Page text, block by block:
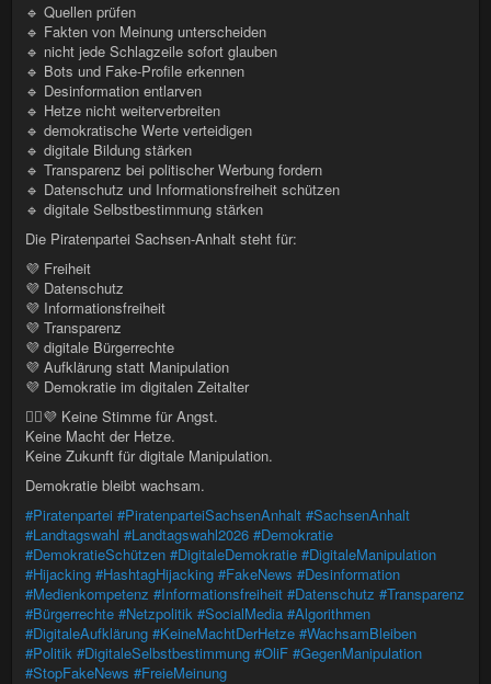
🔹 Quellen prüfen
🔹 Fakten von Meinung unterscheiden
🔹 nicht jede Schlagzeile sofort glauben
🔹 Bots und Fake-Profile erkennen
🔹 Desinformation entlarven
🔹 Hetze nicht weiterverbreiten
🔹 demokratische Werte verteidigen
🔹 digitale Bildung stärken
🔹 Transparenz bei politischer Werbung fordern
🔹 Datenschutz und Informationsfreiheit schützen
🔹 digitale Selbstbestimmung stärken
Die Piratenpartei Sachsen-Anhalt steht für:
💜 Freiheit
💜 Datenschutz
💜 Informationsfreiheit
💜 Transparenz
💜 digitale Bürgerrechte
💜 Aufklärung statt Manipulation
💜 Demokratie im digitalen Zeitalter
🏴‍☠️💜 Keine Stimme für Angst.
Keine Macht der Hetze.
Keine Zukunft für digitale Manipulation.
Demokratie bleibt wachsam.
#Piratenpartei #PiratenparteiSachsenAnhalt #SachsenAnhalt
#Landtagswahl #Landtagswahl2026 #Demokratie
#DemokratieSchützen #DigitaleDemokratie #DigitaleManipulation
#Hijacking #HashtagHijacking #FakeNews #Desinformation
#Medienkompetenz #Informationsfreiheit #Datenschutz #Transparenz
#Bürgerrechte #Netzpolitik #SocialMedia #Algorithmen
#DigitaleAufklärung #KeineMachtDerHetze #WachsamBleiben
#Politik #DigitaleSelbstbestimmung #OliF #GegenManipulation
#StopFakeNews #FreieMeinung